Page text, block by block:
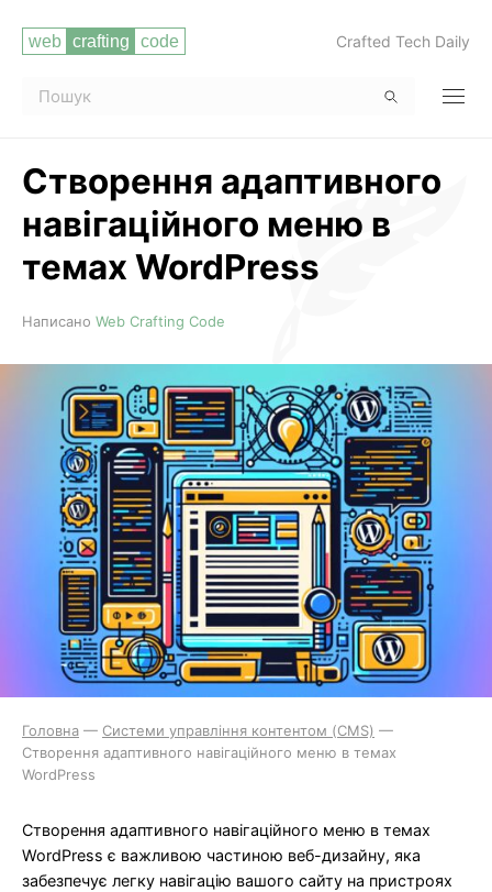
Crafted Tech Daily
Створення адаптивного
навігаційного меню в
темах WordPress
Читати повністю
Написано Web Crafting Code
Головна — Системи управління контентом (CMS) —
Створення адаптивного навігаційного меню в темах
WordPress
Створення адаптивного навігаційного меню в темах
WordPress є важливою частиною веб-дизайну, яка
забезпечує легку навігацію вашого сайту на пристроях